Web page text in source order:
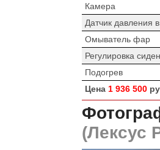
Камера
Датчик давления
Омыватель фар
Регулировка
Подогрев
Цена 1 936 500
(Лексус